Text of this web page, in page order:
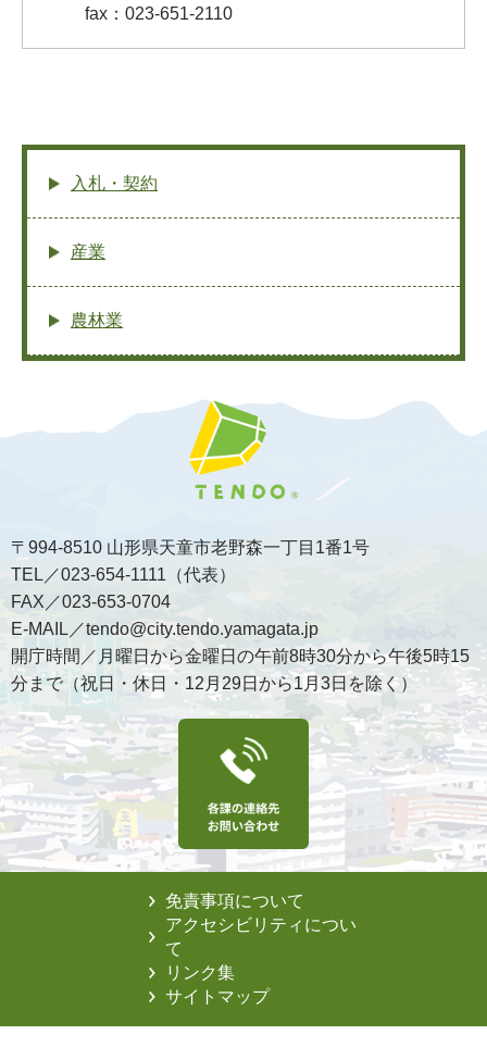
fax： 023-651-2110
入札・契約
産業
農林業
〒994-8510 山形県天童市老野森一丁目1番1号
TEL／023-654-1111（代表）
FAX／023-653-0704
E-MAIL／tendo@city.tendo.yamagata.jp
開庁時間／月曜日から金曜日の午前8時30分から午後5時15
分まで（祝日・休日・12月29日から1月3日を除く）
免責事項について
アクセシビリティについ
て
リンク集
サイトマップ